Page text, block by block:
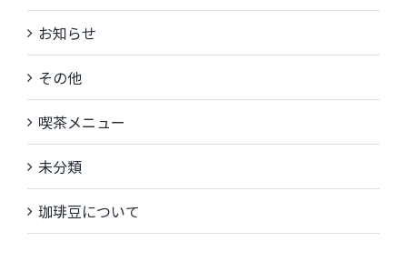
お知らせ
その他
喫茶メニュー
未分類
珈琲豆について